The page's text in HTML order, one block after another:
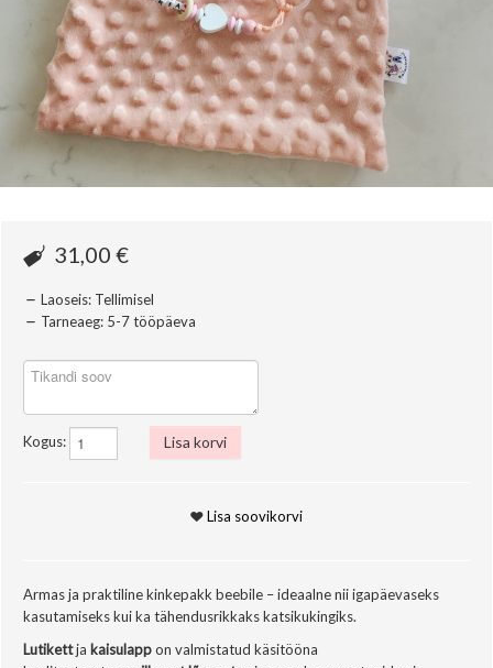
31,00 €
Laoseis: Tellimisel
Tarneaeg: 5-7 tööpäeva
Kogus: Lisa korvi
Lisa soovikorvi
Armas ja praktiline kinkepakk beebile – ideaalne nii igapäevaseks
kasutamiseks kui ka tähendusrikkaks katsikukingiks.
Lutikettja kaisulappon valmistatud käsitööna